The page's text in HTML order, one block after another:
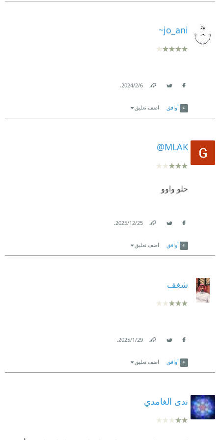
jo_ani~
6‏/2‏/2024
.
أوافق اضف تعليق
MLAK@
حلو واوو
25‏/12‏/2025
.
أوافق اضف تعليق
شغف
29‏/1‏/2025
.
أوافق اضف تعليق
ندى الغامدي